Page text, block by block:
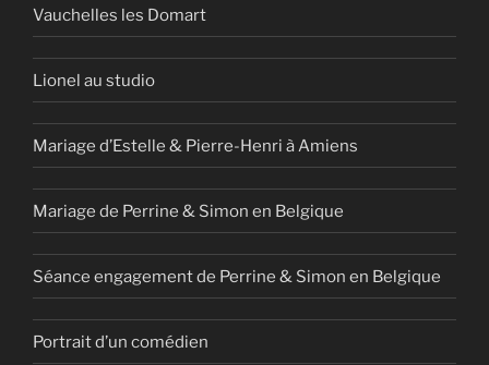
Vauchelles les Domart
Lionel au studio
Mariage d’Estelle & Pierre-Henri à Amiens
Mariage de Perrine & Simon en Belgique
Séance engagement de Perrine & Simon en Belgique
Portrait d’un comédien